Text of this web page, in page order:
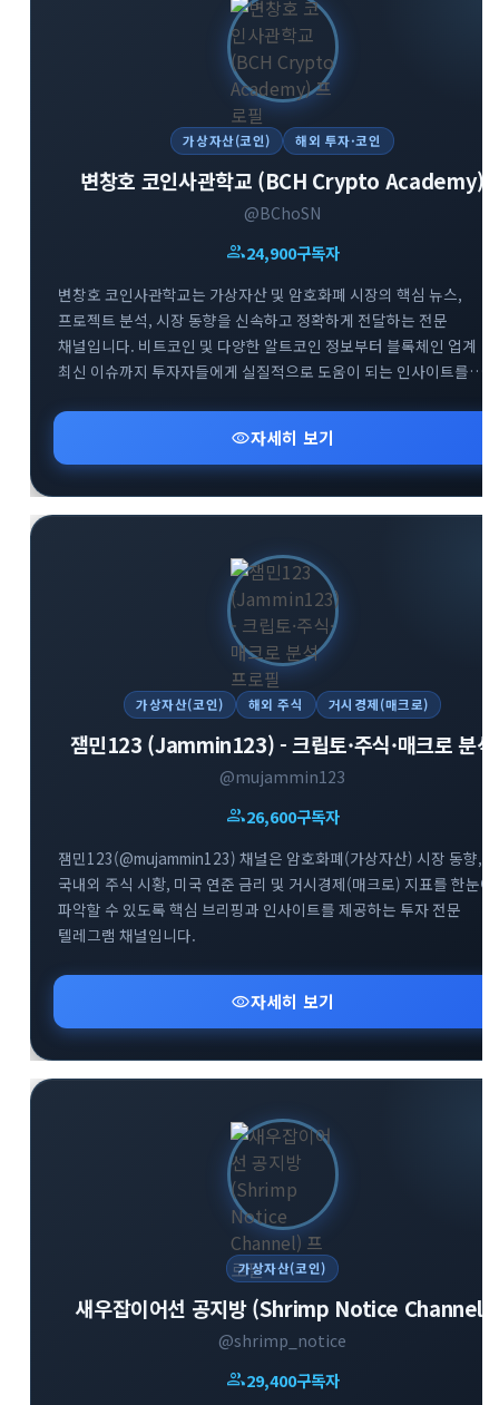
가상자산(코인) 해외 투자·코인
변창호 코인사관학교 (BCH Crypto Academy)
@BChoSN
group24,900구독자
변창호 코인사관학교는 가상자산 및 암호화폐 시장의 핵심 뉴스,
프로젝트 분석, 시장 동향을 신속하고 정확하게 전달하는 전문
채널입니다. 비트코인 및 다양한 알트코인 정보부터 블록체인 업계
최신 이슈까지 투자자들에게 실질적으로 도움이 되는 인사이트를
태그를 통해 투명하게 채널을 운영하고 있습니다. 가상자산 시장의
흐름을 빠르게 파악하고 신뢰도 높은 투자 정보를 얻고자 하는
투자자분들께 추천합니다.
visibility자세히 보기
가상자산(코인) 해외 주식 거시경제(매크로)
잼민123 (Jammin123) - 크립토·주식·매크로 분석
@mujammin123
group26,600구독자
잼민123(@mujammin123) 채널은 암호화폐(가상자산) 시장 동향,
국내외 주식 시황, 미국 연준 금리 및 거시경제(매크로) 지표를 한눈에
파악할 수 있도록 핵심 브리핑과 인사이트를 제공하는 투자 전문
텔레그램 채널입니다.
visibility자세히 보기
가상자산(코인)
새우잡이어선 공지방 (Shrimp Notice Channel)
@shrimp_notice
group29,400구독자